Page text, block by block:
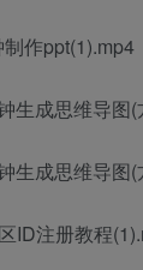
作ppt(1).mp4
生成思维导图
生成思维导图
ID注册教程